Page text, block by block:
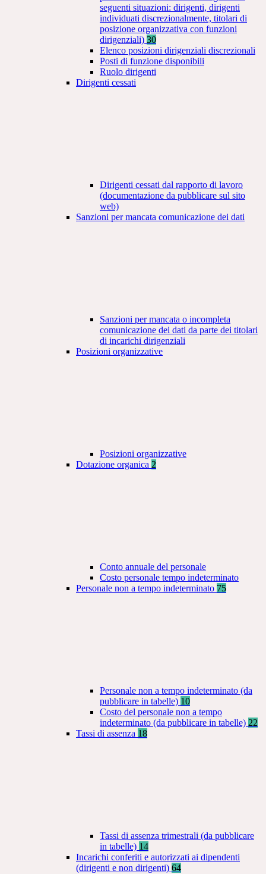
seguenti situazioni: dirigenti, dirigenti
individuati discrezionalmente, titolari di
posizione organizzativa con funzioni
dirigenziali) 30
Elenco posizioni dirigenziali discrezionali
Posti di funzione disponibili
Ruolo dirigenti
Dirigenti cessati
Dirigenti cessati dal rapporto di lavoro
(documentazione da pubblicare sul sito
web)
Sanzioni per mancata comunicazione dei dati
Sanzioni per mancata o incompleta
comunicazione dei dati da parte dei titolari
di incarichi dirigenziali
Posizioni organizzative
Posizioni organizzative
Dotazione organica 2
Conto annuale del personale
Costo personale tempo indeterminato
Personale non a tempo indeterminato 75
Personale non a tempo indeterminato (da
pubblicare in tabelle) 10
Costo del personale non a tempo
indeterminato (da pubblicare in tabelle) 22
Tassi di assenza 18
Tassi di assenza trimestrali (da pubblicare
in tabelle) 14
Incarichi conferiti e autorizzati ai dipendenti
(dirigenti e non dirigenti) 64